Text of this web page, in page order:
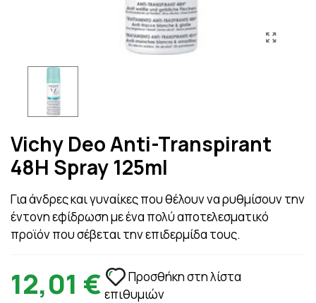
Vichy Deo Anti-Transpirant
48H Spray 125ml
Για άνδρες και γυναίκες που θέλουν να ρυθμίσουν την
έντονη εφίδρωση με ένα πολύ αποτελεσματικό
προϊόν που σέβεται την επιδερμίδα τους.
12,01 €
Προσθήκη στη λίστα
επιθυμιών